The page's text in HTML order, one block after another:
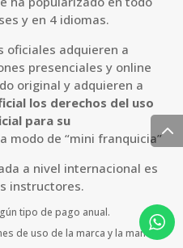
y en 4 idiomas.
oficiales adquieren a
presenciales y online
original y adquieren a
los derechos del uso
para su
a modo de “mini franquicia”
a nivel internacional es
instructores.
tipo de pago anual.
de uso de la marca y la manera